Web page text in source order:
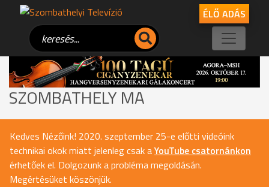
ÉLŐ ADÁS
SZOMBATHELY MA
Kedves Nézőink! 2020. szeptember 25-e előtti videóink
technikai okok miatt jelenleg csak aYouTube csatornánkon
érhetőek el. Dolgozunk a probléma megoldásán.
Megértésüket köszönjük.